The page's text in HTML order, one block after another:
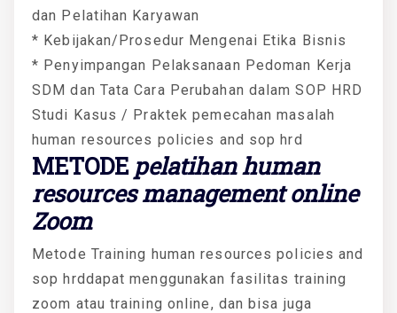
dan Pelatihan Karyawan
* Kebijakan/Prosedur Mengenai Etika Bisnis
* Penyimpangan Pelaksanaan Pedoman Kerja
SDM dan Tata Cara Perubahan dalam SOP HRD
Studi Kasus / Praktek pemecahan masalah
human resources policies and sop hrd
METODE pelatihan human
resources management online
Zoom
Metode Training human resources policies and
sop hrddapat menggunakan fasilitas training
zoom atau training online, dan bisa juga